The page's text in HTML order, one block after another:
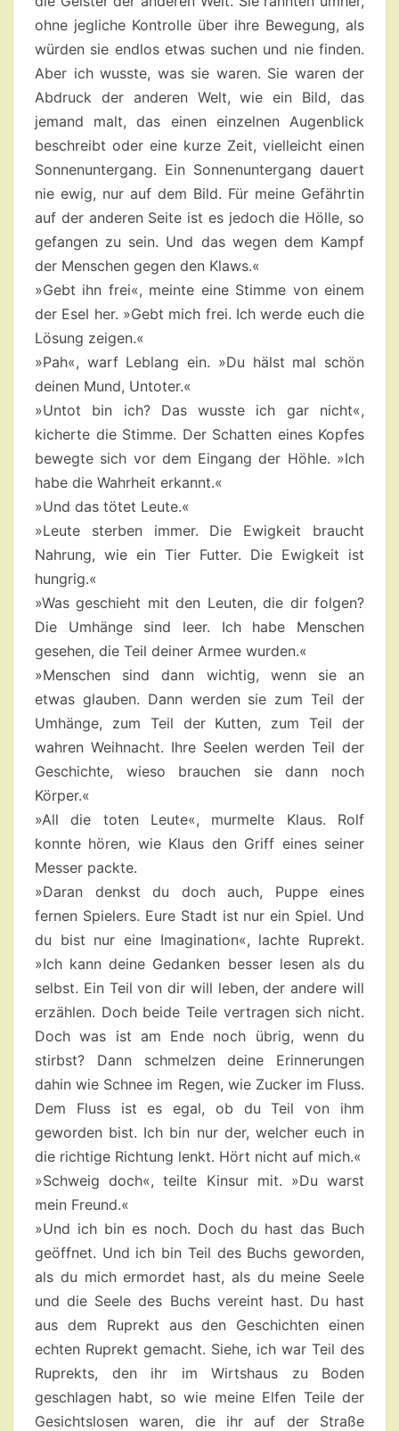
ohne jegliche Kontrolle über ihre Bewegung, als
würden sie endlos etwas suchen und nie finden.
Aber ich wusste, was sie waren. Sie waren der
Abdruck der anderen Welt, wie ein Bild, das
jemand malt, das einen einzelnen Augenblick
beschreibt oder eine kurze Zeit, vielleicht einen
Sonnenuntergang. Ein Sonnenuntergang dauert
nie ewig, nur auf dem Bild. Für meine Gefährtin
auf der anderen Seite ist es jedoch die Hölle, so
gefangen zu sein. Und das wegen dem Kampf
der Menschen gegen den Klaws.«
»Gebt ihn frei«, meinte eine Stimme von einem
der Esel her. »Gebt mich frei. Ich werde euch die
Lösung zeigen.«
»Pah«, warf Leblang ein. »Du hälst mal schön
deinen Mund, Untoter.«
»Untot bin ich? Das wusste ich gar nicht«,
kicherte die Stimme. Der Schatten eines Kopfes
bewegte sich vor dem Eingang der Höhle. »Ich
habe die Wahrheit erkannt.«
»Und das tötet Leute.«
»Leute sterben immer. Die Ewigkeit braucht
Nahrung, wie ein Tier Futter. Die Ewigkeit ist
hungrig.«
»Was geschieht mit den Leuten, die dir folgen?
Die Umhänge sind leer. Ich habe Menschen
gesehen, die Teil deiner Armee wurden.«
»Menschen sind dann wichtig, wenn sie an
etwas glauben. Dann werden sie zum Teil der
Umhänge, zum Teil der Kutten, zum Teil der
wahren Weihnacht. Ihre Seelen werden Teil der
Geschichte, wieso brauchen sie dann noch
Körper.«
»All die toten Leute«, murmelte Klaus. Rolf
konnte hören, wie Klaus den Griff eines seiner
Messer packte.
»Daran denkst du doch auch, Puppe eines
fernen Spielers. Eure Stadt ist nur ein Spiel. Und
du bist nur eine Imagination«, lachte Ruprekt.
»Ich kann deine Gedanken besser lesen als du
selbst. Ein Teil von dir will leben, der andere will
erzählen. Doch beide Teile vertragen sich nicht.
Doch was ist am Ende noch übrig, wenn du
stirbst? Dann schmelzen deine Erinnerungen
dahin wie Schnee im Regen, wie Zucker im Fluss.
Dem Fluss ist es egal, ob du Teil von ihm
geworden bist. Ich bin nur der, welcher euch in
die richtige Richtung lenkt. Hört nicht auf mich.«
»Schweig doch«, teilte Kinsur mit. »Du warst
mein Freund.«
»Und ich bin es noch. Doch du hast das Buch
geöffnet. Und ich bin Teil des Buchs geworden,
als du mich ermordet hast, als du meine Seele
und die Seele des Buchs vereint hast. Du hast
aus dem Ruprekt aus den Geschichten einen
echten Ruprekt gemacht. Siehe, ich war Teil des
Ruprekts, den ihr im Wirtshaus zu Boden
geschlagen habt, so wie meine Elfen Teile der
Gesichtslosen waren, die ihr auf der Straße